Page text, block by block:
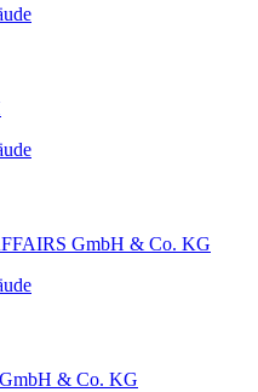
GmbH & Co. KG
& Co. KG